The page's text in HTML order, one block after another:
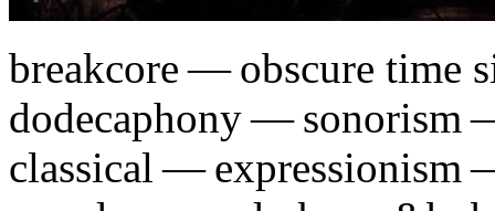
breakcore — obscure
dodecaphony —
classical —